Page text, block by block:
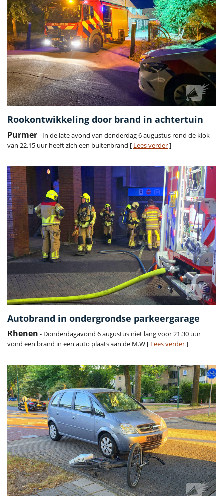
Rookontwikkeling door brand in achtertuin
Purmer- In de late avond van donderdag 6 augustus rond de klok
van 22.15 uur heeft zich een buitenbrand [ Lees verder]
Autobrand in ondergrondse parkeergarage
Rhenen - Donderdagavond 6 augustus niet lang voor 21.30 uur
vond een brand in een auto plaats aan de M.W [ Lees verder]